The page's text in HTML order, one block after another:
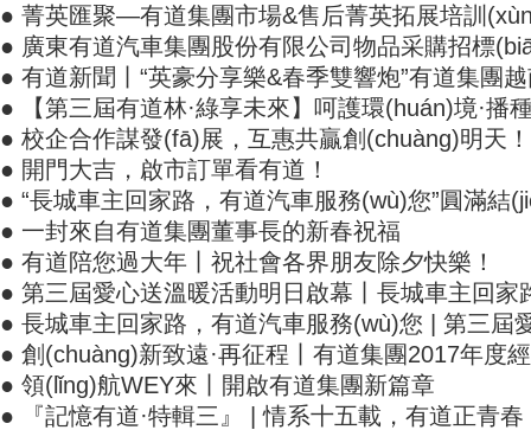
● 菁英匯聚—有道集團市場&售后菁英拓展培訓
● 廣東有道汽車集團股份有限公司物品采購招標
● 有道新聞丨“英豪分享樂&春季雙響炮”有道集團
● 【第三屆有道林·綠享未來】呵護環(huán)境·
● 校企合作謀發(fā)展，互惠共贏創(chuàng)明天！
● 開門大吉，啟市訂單看有道！
● “長城車主回家路，有道汽車服務(wù)您”圓滿結
● 一封來自有道集團董事長的新春祝福
● 有道陪您過大年丨祝社會各界朋友除夕快樂！
● 第三屆愛心送溫暖活動明日啟幕丨長城車主回家
● 長城車主回家路，有道汽車服務(wù)您 | 第三
● 創(chuàng)新致遠·再征程丨有道集團2017年度
● 領(lǐng)航WEY來丨開啟有道集團新篇章
● 『記憶有道·特輯三』 | 情系十五載，有道正青春